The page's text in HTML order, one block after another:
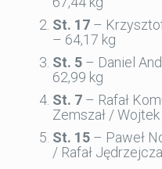
St. 17–
– 64,17 kg
St. 5– Daniel
62,99 kg
St. 7– Rafał
Zemszał /
St. 15– Paweł
/ Rafał